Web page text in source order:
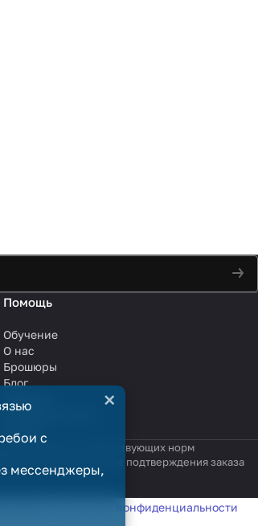
Помощь
Обучение
О нас
Брошюры
Блог
Сотрудничество
Услуги
в смысле соответствующих норм
только после подтверждения заказа
с
мессенджеры,
×
с политикой конфиденциальности